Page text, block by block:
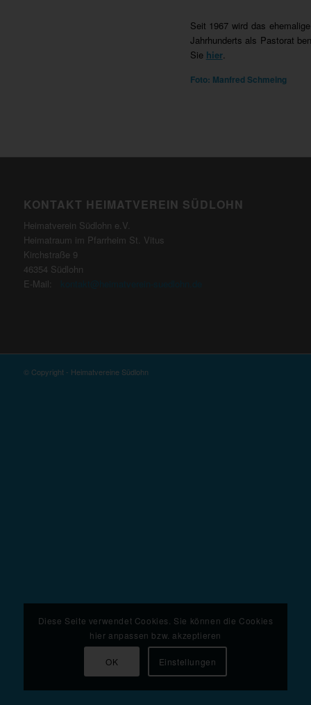
Seit 1967 wird das
Jahrhunderts als Pastorat
Sie hier.
Foto: Manfred Schmeing
KONTAKT HEIMATVEREIN SÜDLOHN
Heimatverein Südlohn e.V.
Heimatraum im Pfarrheim St. Vitus
Kirchstraße 9
46354 Südlohn
E-Mail:
© Copyright - Heimatvereine Südlohn
Diese Seite verwendet Cookies. Sie können die Cookies
hier anpassen bzw. akzeptieren
OK Einstellungen